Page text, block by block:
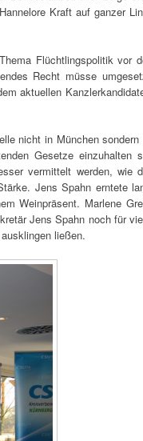
Kraft auf ganzer
Flüchtlingspolitik vor
Recht müsse
aktuellen
nicht in München sondern
Gesetze einzuhalten
vermittelt werden, wie
Jens Spahn erntete
Weinpräsent. Marlene
Jens Spahn noch für
ließen.